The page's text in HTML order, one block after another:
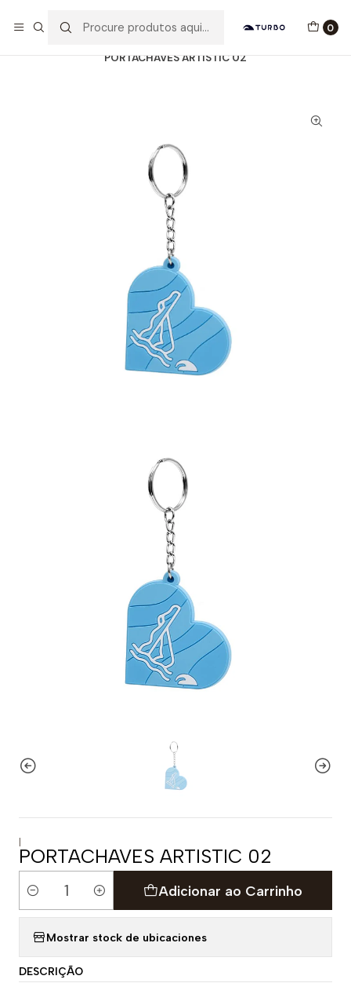
0
PORTACHAVES ARTISTIC 02
|
PORTACHAVES ARTISTIC 02
Quantidade
Adicionar ao Carrinho
Mostrar stock de ubicaciones
DESCRIÇÃO